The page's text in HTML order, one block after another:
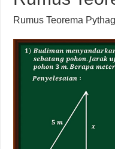
Rumus Teorema